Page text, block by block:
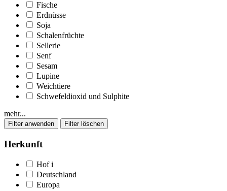
Fische
Erdnüsse
Soja
Schalenfrüchte
Sellerie
Senf
Sesam
Lupine
Weichtiere
Schwefeldioxid und Sulphite
mehr...
Herkunft
Hof i
Deutschland
Europa